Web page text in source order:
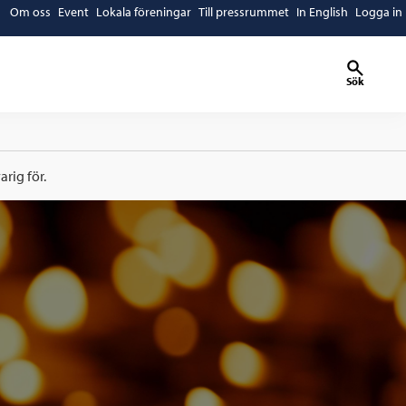
Om oss Event Lokala föreningar Till pressrummet In English Logga in
Sök
för.